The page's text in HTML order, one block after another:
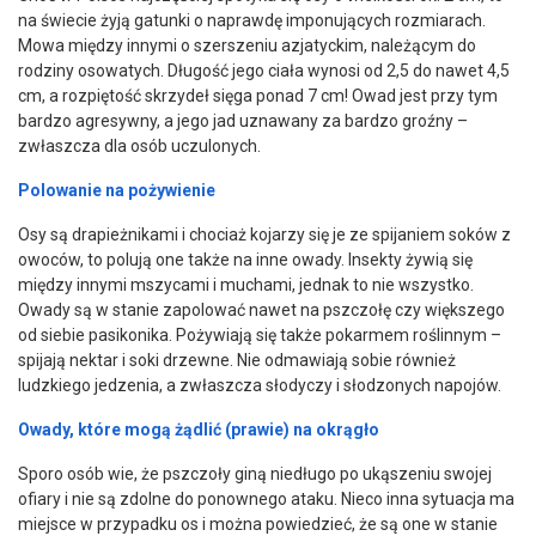
na świecie żyją gatunki o naprawdę imponujących rozmiarach.
Mowa między innymi o szerszeniu azjatyckim, należącym do
rodziny osowatych. Długość jego ciała wynosi od 2,5 do nawet 4,5
cm, a rozpiętość skrzydeł sięga ponad 7 cm! Owad jest przy tym
bardzo agresywny, a jego jad uznawany za bardzo groźny –
zwłaszcza dla osób uczulonych.
Polowanie na pożywienie
Osy są drapieżnikami i chociaż kojarzy się je ze spijaniem soków z
owoców, to polują one także na inne owady. Insekty żywią się
między innymi mszycami i muchami, jednak to nie wszystko.
Owady są w stanie zapolować nawet na pszczołę czy większego
od siebie pasikonika. Pożywiają się także pokarmem roślinnym –
spijają nektar i soki drzewne. Nie odmawiają sobie również
ludzkiego jedzenia, a zwłaszcza słodyczy i słodzonych napojów.
Owady, które mogą żądlić (prawie) na okrągło
Sporo osób wie, że pszczoły giną niedługo po ukąszeniu swojej
ofiary i nie są zdolne do ponownego ataku. Nieco inna sytuacja ma
miejsce w przypadku os i można powiedzieć, że są one w stanie